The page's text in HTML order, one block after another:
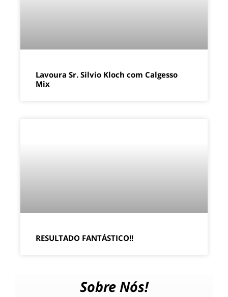
Lavoura Sr. Silvio Kloch com Calgesso
Mix
RESULTADO FANTÁSTICO!!
Sobre Nós!